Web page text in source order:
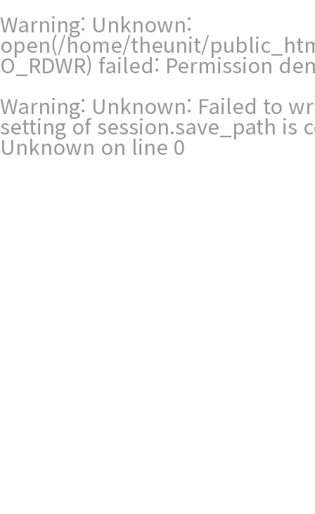
Warning: Unknown:
open(/home/theunit/
O_RDWR) failed: Permission
Warning: Unknown: Failed to
setting of session.save_path
Unknown on line 0